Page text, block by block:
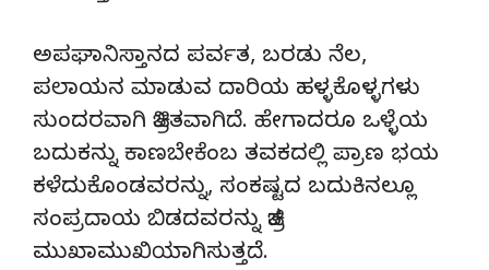
ಅಪಘಾನಿಸ್ತಾನದ ಪರ್ವತ, ಬರಡು ನೆಲ,
ಪಲಾಯನ ಮಾಡುವ ದಾರಿಯ‌ ಹಳ್ಳಕೊಳ್ಳಗಳು
ಸುಂದರವಾಗಿ ಚಿತ್ರಿತವಾಗಿದೆ. ಹೇಗಾದರೂ ಒಳ್ಳೆಯ
ಬದುಕನ್ನು ಕಾಣಬೇಕೆಂಬ ತವಕದಲ್ಲಿ ಪ್ರಾಣ ಭಯ
ಕಳೆದುಕೊಂಡವರನ್ನು, ಸಂಕಷ್ಟದ ಬದುಕಿನಲ್ಲೂ
ಸಂಪ್ರದಾಯ ಬಿಡದವರನ್ನು ಚಿತ್ರ
ಮುಖಾಮುಖಿಯಾಗಿಸುತ್ತದೆ.